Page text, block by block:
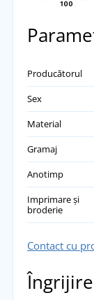
Producătorul
Sex
Material
Gramaj
Anotimp
Imprimare și
broderie
Contact cu